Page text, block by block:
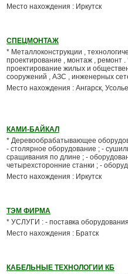
Место нахождения : Иркутск
СПЕЦМОНТАЖ
* Металлоконструкции ,
проектирование , монтаж , ремонт
проектирование жилых и
сооружений , АЗС , инженерных
Место нахождения : Ангарск,
КАМИ-БАЙКАЛ
* Деревообрабатывающее
- столярное оборудование ; -
сращивания по длине ; -
четырехсторонние станки ; -
Место нахождения : Иркутск
ТЭМ ФИРМА
* УСЛУГИ : - поставка
Место нахождения : Братск
КАБЕЛЬНЫЕ ТЕХНОЛОГИИ КБ